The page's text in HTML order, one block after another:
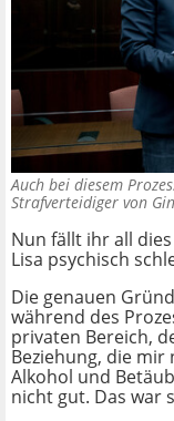
Auch bei diesem
Strafverteidiger von
Nun fällt ihr all
Lisa psychisch
Die genauen
während des
privaten Bereich,
Beziehung, die mir
Alkohol und
nicht gut. Das war